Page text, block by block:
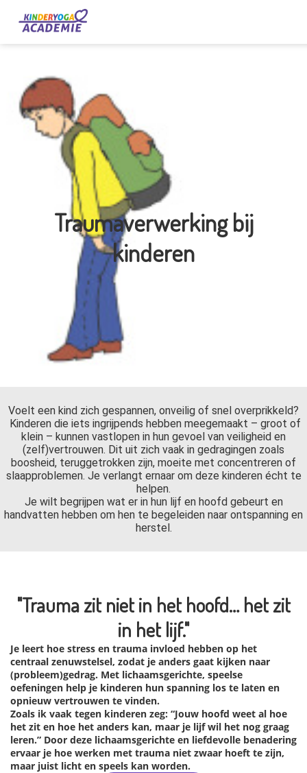
Traumaverwerking bij
kinderen
Voelt een kind zich gespannen, onveilig of snel overprikkeld?
Kinderen die iets ingrijpends hebben meegemaakt – groot of
klein – kunnen vastlopen in hun gevoel van veiligheid en
(zelf)vertrouwen. Dit uit zich vaak in gedragingen zoals
boosheid, teruggetrokken zijn, moeite met concentreren of
slaapproblemen. Je verlangt ernaar om deze kinderen écht te
helpen.
Je wilt begrijpen wat er in hun lijf en hoofd gebeurt en
handvatten hebben om hen te begeleiden naar ontspanning en
herstel.
"Trauma zit niet in het hoofd… het zit
in het lijf."
Je leert hoe stress en trauma invloed hebben op het
centraal zenuwstelsel, zodat je anders gaat kijken naar
(probleem)gedrag. Met lichaamsgerichte, speelse
oefeningen help je kinderen hun spanning los te laten en
opnieuw vertrouwen te vinden.
Zoals ik vaak tegen kinderen zeg: “Jouw hoofd weet al hoe
het zit en hoe het anders kan, maar je lijf wil het nog graag
leren.” Door deze lichaamsgerichte en liefdevolle benadering
ervaar je hoe werken met trauma niet zwaar hoeft te zijn,
maar juist licht en speels kan worden.